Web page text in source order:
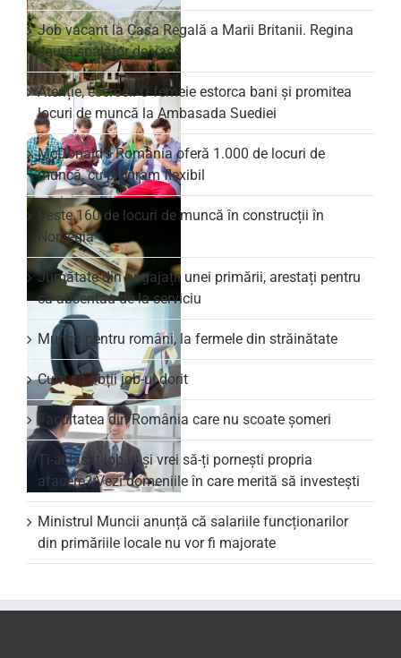
Job vacant la Casa Regală a Marii Britanii. Regina
caută spălător de vase
Atenție, escroci! O femeie estorca bani și promitea
locuri de muncă la Ambasada Suediei
McDonald’s România oferă 1.000 de locuri de
muncă, cu program flexibil
Peste 160 de locuri de muncă în construcții în
Norvegia
Jumătate din angajații unei primării, arestați pentru
că absentau de la serviciu
Muncă pentru români, la fermele din străinătate
Cum să obții job-ul dorit
Facultatea din România care nu scoate şomeri
Ți-ai lăsat job-ul și vrei să-ți pornești propria
afacere? Vezi domeniile în care merită să investești
Ministrul Muncii anunță că salariile funcționarilor
din primăriile locale nu vor fi majorate